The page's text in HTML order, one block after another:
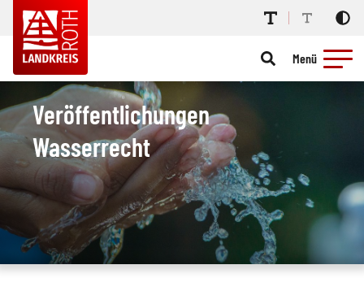
Menü
Veröffentlichungen
Wasserrecht